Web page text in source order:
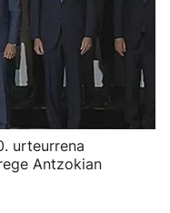
urteurrena
Antzokian